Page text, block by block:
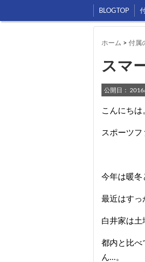
BLOGTOP
ホーム > 付属
スマ
公開日：
こんにちは
スポーツフ
今年は暖冬
最近はすっ
白井家は土
都内と比
ん…。